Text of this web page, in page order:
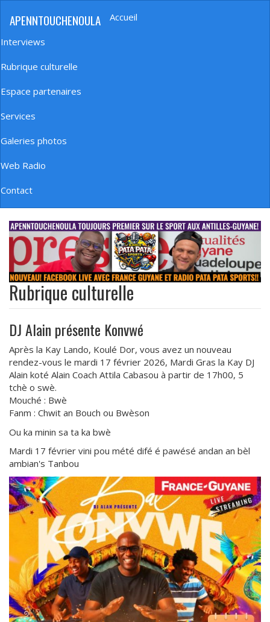
principal
APENNTOUCHENOULA
Navigation
principale
Accueil
Interviews
Rubrique culturelle
Espace partenaires
Services
Galeries photos
Web Radio
Contact
banniere_img
Rubrique culturelle
DJ Alain présente Konvwé
Après la Kay Lando, Koulé Dor, vous avez un nouveau
rendez-vous le mardi 17 février 2026, Mardi Gras la Kay DJ
Alain koté Alain Coach Attila Cabasou à partir de 17h00, 5
tchè o swè.
Mouché : Bwè
Fanm : Chwit an Bouch ou Bwèson
Ou ka minin sa ta ka bwè
Mardi 17 février vini pou mété difé é pawésé andan an bèl
ambian's Tanbou